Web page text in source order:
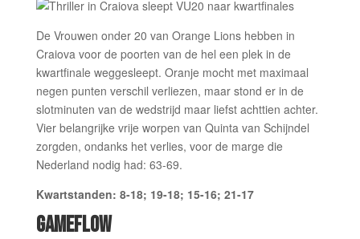
De Vrouwen onder 20 van Orange Lions hebben in
Craiova voor de poorten van de hel een plek in de
kwartfinale weggesleept. Oranje mocht met maximaal
negen punten verschil verliezen, maar stond er in de
slotminuten van de wedstrijd maar liefst achttien achter.
Vier belangrijke vrije worpen van Quinta van Schijndel
zorgden, ondanks het verlies, voor de marge die
Nederland nodig had: 63-69.
Kwartstanden: 8-18; 19-18; 15-16; 21-17
GAMEFLOW